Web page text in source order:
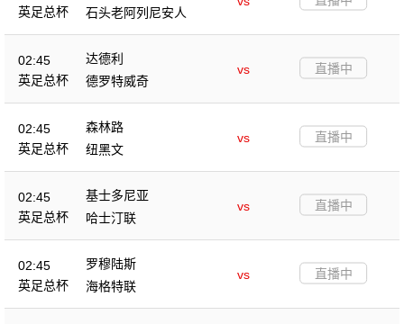
英足总杯
石头老阿列尼安人
02:45
英足总杯
达德利
vs
德罗特威奇
直播中
02:45
英足总杯
森林路
vs
纽黑文
直播中
02:45
英足总杯
基士多尼亚
vs
哈士汀联
直播中
02:45
英足总杯
罗穆陆斯
vs
海格特联
直播中